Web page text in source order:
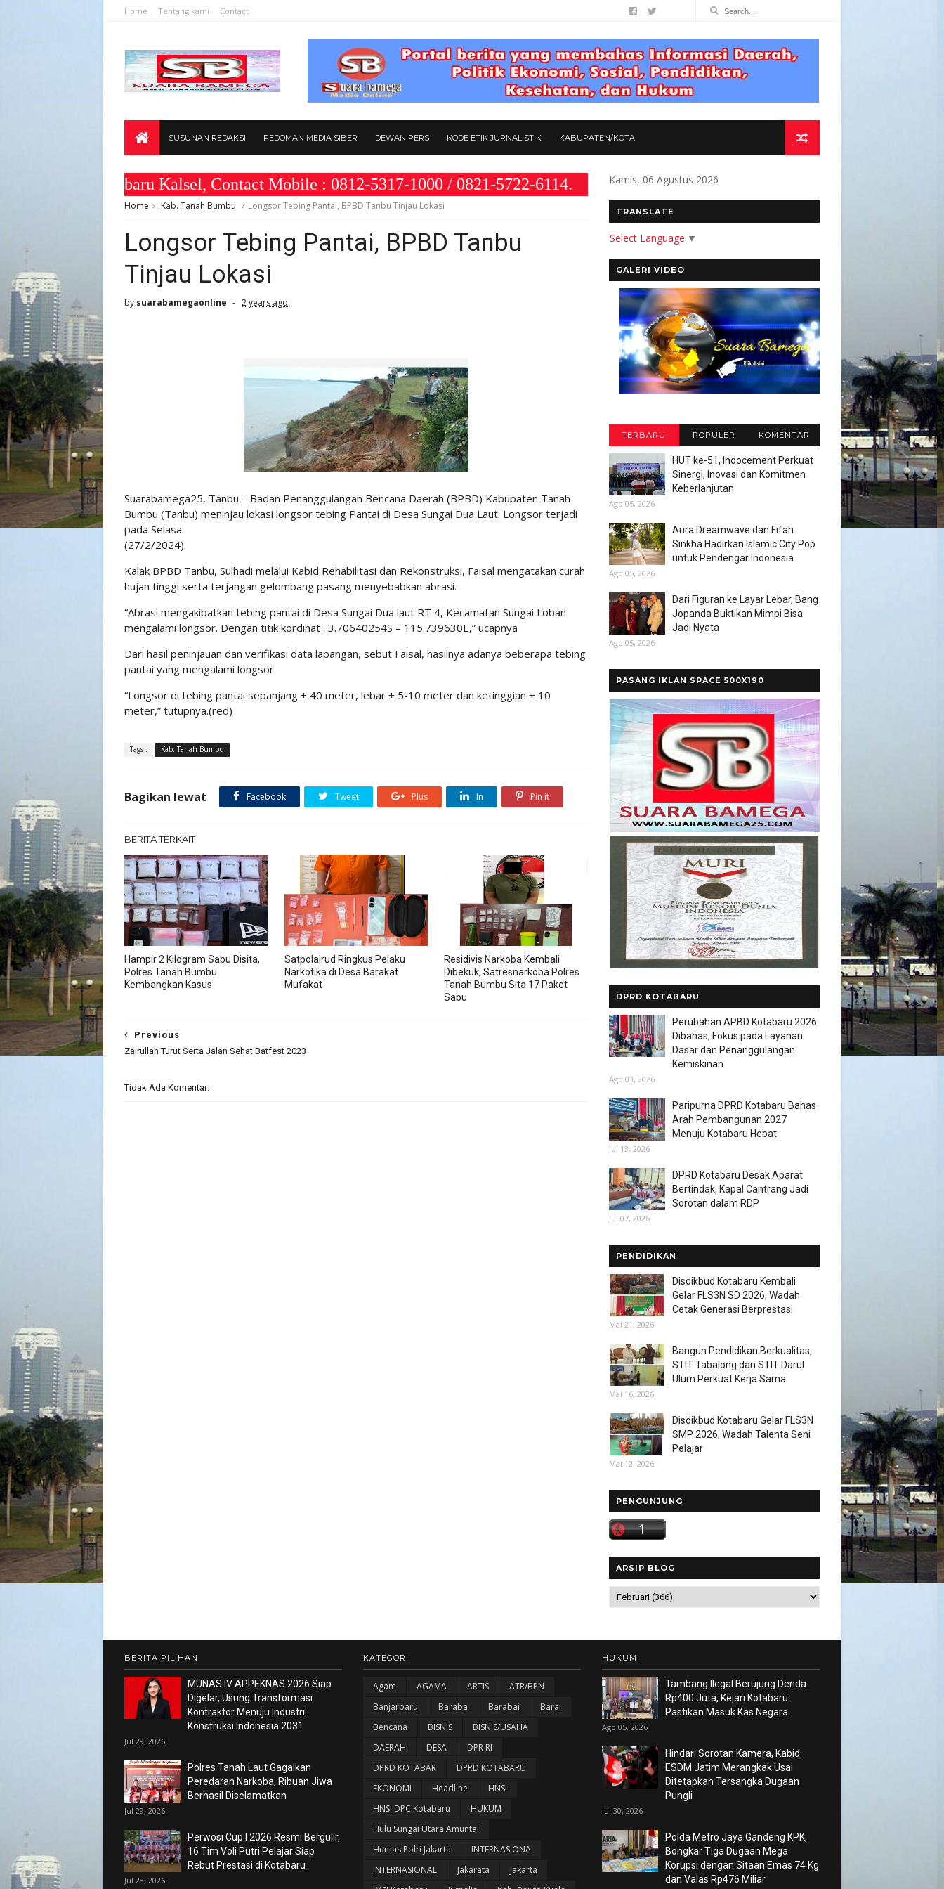
Home Tentang kami Contact
SUSUNAN REDAKSI PEDOMAN MEDIA SIBER DEWAN PERS KODE ETIK JURNALISTIK KABUPATEN/KOTA
Kotabaru Kalsel, Contact Mobile : 0812-5317-1000 / 0821-5722-6114.
Home Kab. Tanah Bumbu Longsor Tebing Pantai, BPBD Tanbu Tinjau Lokasi
Longsor Tebing Pantai, BPBD Tanbu
Tinjau Lokasi
by suarabamegaonline 2 years ago
Suarabamega25, Tanbu – Badan Penanggulangan Bencana Daerah (BPBD) Kabupaten Tanah
Bumbu (Tanbu) meninjau lokasi longsor tebing Pantai di Desa Sungai Dua Laut. Longsor terjadi
pada Selasa
(27/2/2024).
Kalak BPBD Tanbu, Sulhadi melalui Kabid Rehabilitasi dan Rekonstruksi, Faisal mengatakan curah
hujan tinggi serta terjangan gelombang pasang menyebabkan abrasi.
“Abrasi mengakibatkan tebing pantai di Desa Sungai Dua laut RT 4, Kecamatan Sungai Loban
mengalami longsor. Dengan titik kordinat : 3.70640254S – 115.739630E,” ucapnya
Dari hasil peninjauan dan verifikasi data lapangan, sebut Faisal, hasilnya adanya beberapa tebing
pantai yang mengalami longsor.
“Longsor di tebing pantai sepanjang ± 40 meter, lebar ± 5-10 meter dan ketinggian ± 10
meter,” tutupnya.(red)
Tags : Kab. Tanah Bumbu
Bagikan lewat Facebook Tweet Plus In Pin it
BERITA TERKAIT
Hampir 2 Kilogram Sabu Disita,
Polres Tanah Bumbu
Kembangkan Kasus
Satpolairud Ringkus Pelaku
Narkotika di Desa Barakat
Mufakat
Residivis Narkoba Kembali
Dibekuk, Satresnarkoba Polres
Tanah Bumbu Sita 17 Paket
Sabu
Previous
Zairullah Turut Serta Jalan Sehat Batfest 2023
Tidak Ada Komentar:
Kamis, 06 Agustus 2026
TRANSLATE
Select Language ▼
GALERI VIDEO
TERBARU POPULER KOMENTAR
HUT ke-51, Indocement Perkuat
Sinergi, Inovasi dan Komitmen
Keberlanjutan
Ago 05, 2026
Aura Dreamwave dan Fifah
Sinkha Hadirkan Islamic City Pop
untuk Pendengar Indonesia
Ago 05, 2026
Dari Figuran ke Layar Lebar, Bang
Jopanda Buktikan Mimpi Bisa
Jadi Nyata
Ago 05, 2026
PASANG IKLAN SPACE 500X190
DPRD KOTABARU
Perubahan APBD Kotabaru 2026
Dibahas, Fokus pada Layanan
Dasar dan Penanggulangan
Kemiskinan
Ago 03, 2026
Paripurna DPRD Kotabaru Bahas
Arah Pembangunan 2027
Menuju Kotabaru Hebat
Jul 13, 2026
DPRD Kotabaru Desak Aparat
Bertindak, Kapal Cantrang Jadi
Sorotan dalam RDP
Jul 07, 2026
PENDIDIKAN
Disdikbud Kotabaru Kembali
Gelar FLS3N SD 2026, Wadah
Cetak Generasi Berprestasi
Mai 21, 2026
Bangun Pendidikan Berkualitas,
STIT Tabalong dan STIT Darul
Ulum Perkuat Kerja Sama
Mai 16, 2026
Disdikbud Kotabaru Gelar FLS3N
SMP 2026, Wadah Talenta Seni
Pelajar
Mai 12, 2026
PENGUNJUNG
ARSIP BLOG
BERITA PILIHAN
MUNAS IV APPEKNAS 2026 Siap
Digelar, Usung Transformasi
Kontraktor Menuju Industri
Konstruksi Indonesia 2031
Jul 29, 2026
Polres Tanah Laut Gagalkan
Peredaran Narkoba, Ribuan Jiwa
Berhasil Diselamatkan
Jul 29, 2026
Perwosi Cup I 2026 Resmi Bergulir,
16 Tim Voli Putri Pelajar Siap
Rebut Prestasi di Kotabaru
Jul 28, 2026
KATEGORI
Agam AGAMA ARTIS
ATR/BPN
Banjarbaru
Baraba Barabai
Barai
Bencana
BISNIS
BISNIS/USAHA
DAERAH
DESA
DPR RI
DPRD KOTABAR
DPRD KOTABARU
EKONOMI
Headline
HNSI
HNSI DPC Kotabaru
HUKUM
Hulu Sungai Utara Amuntai
Humas Polri Jakarta
INTERNASIONA
INTERNASIONAL
Jakarata
Jakarta
HUKUM
Tambang Ilegal Berujung Denda
Rp400 Juta, Kejari Kotabaru
Pastikan Masuk Kas Negara
Ago 05, 2026
Hindari Sorotan Kamera, Kabid
ESDM Jatim Merangkak Usai
Ditetapkan Tersangka Dugaan
Pungli
Jul 30, 2026
Polda Metro Jaya Gandeng KPK,
Bongkar Tiga Dugaan Mega
Korupsi dengan Sitaan Emas 74 Kg
dan Valas Rp476 Miliar